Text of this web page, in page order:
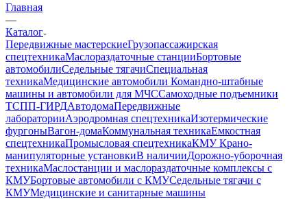
Главная
—
Каталог
Передвижные мастерскиеГрузопассажирская
спецтехникаМаслораздаточные станцииБортовые
автомобилиСедельные тягачиСпециальная
техникаМедицинские автомобили Командно-штабные
машины и автомобили для МЧССамоходные подъемники
ТСПП-ГИРДАвтодомаПередвижные
лабораторииАэродромная спецтехникаИзотермические
фургоныВагон-домаКоммунальная техникаЕмкостная
спецтехникаПромысловая спецтехникаКМУ Крано-
манипуляторные установкиВ наличииДорожно-уборочная
техникаМаслостанции и маслораздаточные комплексы с
КМУБортовые автомобили с КМУСедельные тягачи с
КМУМедицинские и санитарные машины